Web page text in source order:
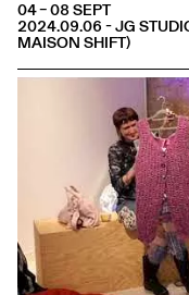
2024.09.06 - JG
MAISON SHIFT)
04 – 08 SEPT